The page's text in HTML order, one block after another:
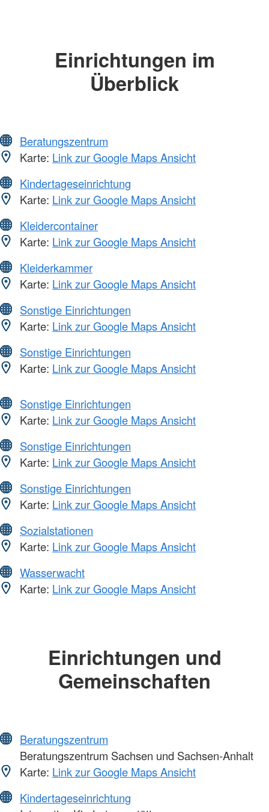
Einrichtungen im
Überblick
Beratungszentrum
Karte: Link zur Google Maps Ansicht
Kindertageseinrichtung
Karte: Link zur Google Maps Ansicht
Kleidercontainer
Karte: Link zur Google Maps Ansicht
Kleiderkammer
Karte: Link zur Google Maps Ansicht
Sonstige Einrichtungen
Karte: Link zur Google Maps Ansicht
Sonstige Einrichtungen
Karte: Link zur Google Maps Ansicht
Sonstige Einrichtungen
Karte: Link zur Google Maps Ansicht
Sonstige Einrichtungen
Karte: Link zur Google Maps Ansicht
Sonstige Einrichtungen
Karte: Link zur Google Maps Ansicht
Sozialstationen
Karte: Link zur Google Maps Ansicht
Wasserwacht
Karte: Link zur Google Maps Ansicht
Einrichtungen und
Gemeinschaften
Beratungszentrum
Beratungszentrum Sachsen und Sachsen-Anhalt
Karte: Link zur Google Maps Ansicht
Kindertageseinrichtung